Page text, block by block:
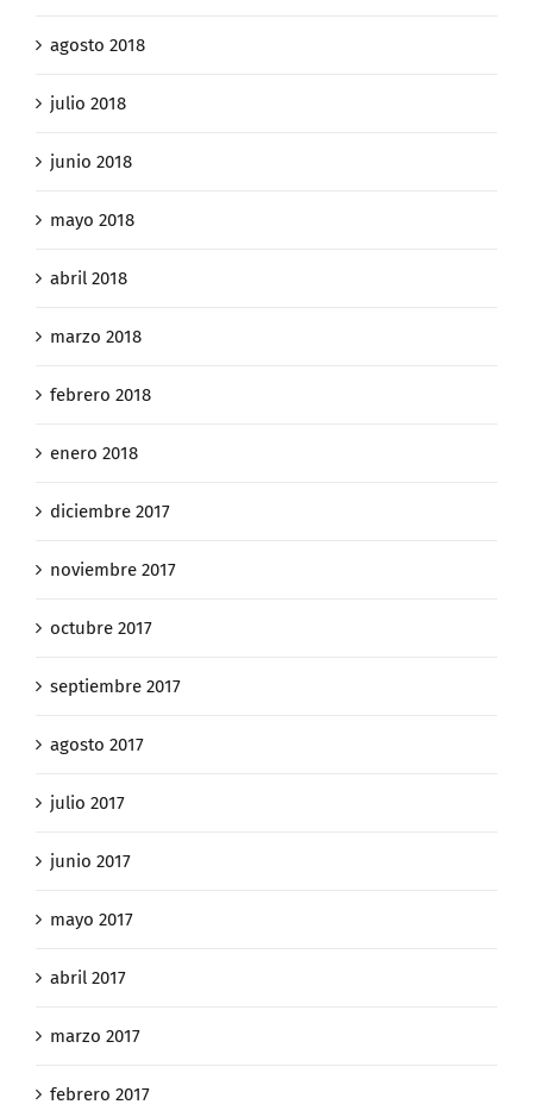
agosto 2018
julio 2018
junio 2018
mayo 2018
abril 2018
marzo 2018
febrero 2018
enero 2018
diciembre 2017
noviembre 2017
octubre 2017
septiembre 2017
agosto 2017
julio 2017
junio 2017
mayo 2017
abril 2017
marzo 2017
febrero 2017